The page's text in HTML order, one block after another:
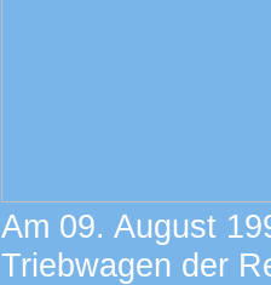
Am 09. August
Triebwagen der